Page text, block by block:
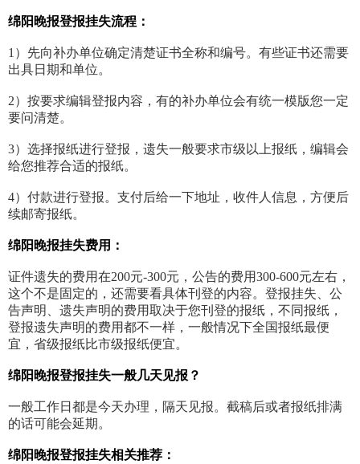
绵阳晚报登报挂失流程：
1）先向补办单位确定清楚证书全称和编号。有些证书还需要
出具日期和单位。
2）按要求编辑登报内容，有的补办单位会有统一模版您一定
要问清楚。
3）选择报纸进行登报，遗失一般要求市级以上报纸，编辑会
给您推荐合适的报纸。
4）付款进行登报。支付后给一下地址，收件人信息，方便后
续邮寄报纸。
绵阳晚报挂失费用：
证件遗失的费用在200元-300元，公告的费用300-600元左右，
这个不是固定的，还需要看具体刊登的内容。登报挂失、公
告声明、遗失声明的费用取决于您刊登的报纸，不同报纸，
登报遗失声明的费用都不一样，一般情况下全国报纸最便
宜，省级报纸比市级报纸便宜。
绵阳晚报登报挂失一般几天见报？
一般工作日都是今天办理，隔天见报。截稿后或者报纸排满
的话可能会延期。
绵阳晚报登报挂失相关推荐：